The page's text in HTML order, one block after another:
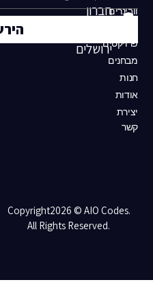
חברון
ירושלים
וובינרים
פרויקטים
מבחנים
חנות
אודות
יצירת
קשר
Copyright2026 © AIO Codes.
All Rights Reserved.